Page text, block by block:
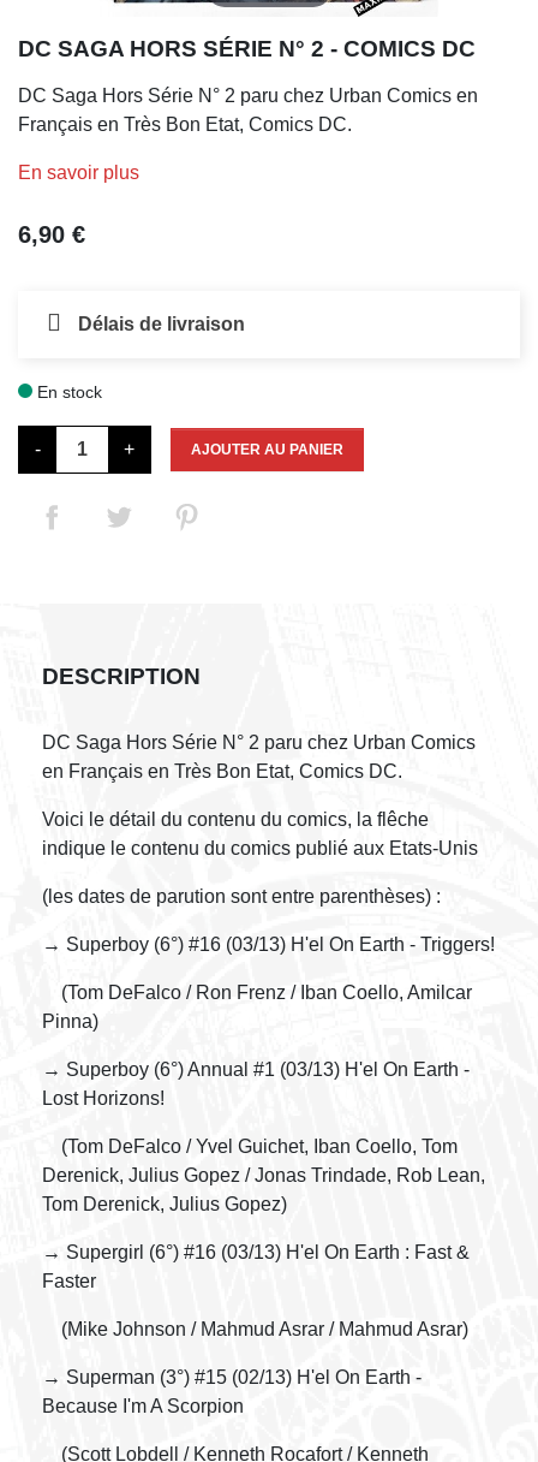
DC SAGA HORS SÉRIE N° 2 - COMICS DC
DC Saga Hors Série N° 2 paru chez Urban Comics en
Français en Très Bon Etat, Comics DC.
En savoir plus
6,90 €
Délais de livraison
En stock
- + AJOUTER AU PANIER
DESCRIPTION
DC Saga Hors Série N° 2 paru chez Urban Comics
en Français en Très Bon Etat, Comics DC.
Voici le détail du contenu du comics, la flêche
indique le contenu du comics publié aux Etats-Unis
(les dates de parution sont entre parenthèses) :
→ Superboy (6°) #16 (03/13) H'el On Earth - Triggers!
(Tom DeFalco / Ron Frenz / Iban Coello, Amilcar
Pinna)
→ Superboy (6°) Annual #1 (03/13) H'el On Earth -
Lost Horizons!
(Tom DeFalco / Yvel Guichet, Iban Coello, Tom
Derenick, Julius Gopez / Jonas Trindade, Rob Lean,
Tom Derenick, Julius Gopez)
→ Supergirl (6°) #16 (03/13) H'el On Earth : Fast &
Faster
(Mike Johnson / Mahmud Asrar / Mahmud Asrar)
→ Superman (3°) #15 (02/13) H'el On Earth -
Because I'm A Scorpion
(Scott Lobdell / Kenneth Rocafort / Kenneth